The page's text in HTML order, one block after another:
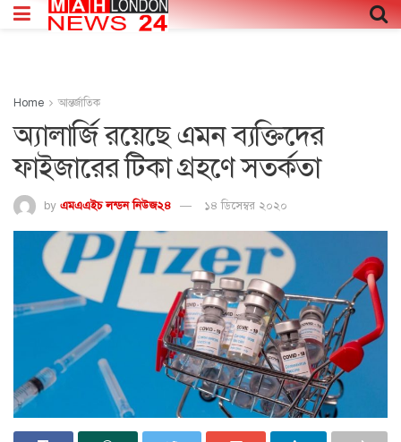
Home আন্তর্জাতিক
অ্যালার্জি রয়েছে এমন ব্যক্তিদের
ফাইজারের টিকা গ্রহণে সতর্কতা
by এমএএইচ লন্ডন নিউজ২৪ ১৪ ডিসেম্বর ২০২০